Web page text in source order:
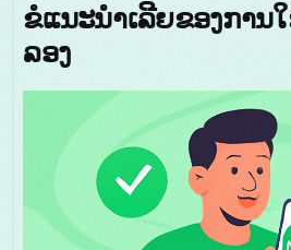
ຂໍແນະນຳເລີຍຂອງການ
ລອງ